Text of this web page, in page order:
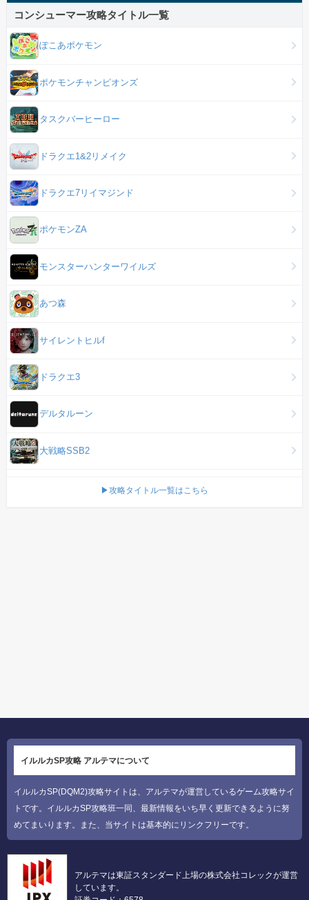
コンシューマー攻略タイトル一覧
ぽこあポケモン
ポケモンチャンピオンズ
タスクバーヒーロー
ドラクエ1&2リメイク
ドラクエ7リイマジンド
ポケモンZA
モンスターハンターワイルズ
あつ森
サイレントヒルf
ドラクエ3
デルタルーン
大戦略SSB2
▶攻略タイトル一覧はこちら
イルルカSP攻略 アルテマについて
イルルカSP(DQM2)攻略サイトは、アルテマが運営しているゲーム攻略サイ
トです。イルルカSP攻略班一同、最新情報をいち早く更新できるように努
めてまいります。また、当サイトは基本的にリンクフリーです。
アルテマは東証スタンダード上場の株式会社コレックが運営
しています。